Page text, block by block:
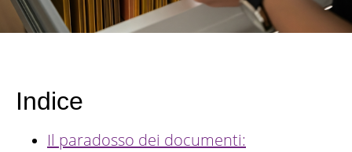
Indice
Il paradosso dei documenti: